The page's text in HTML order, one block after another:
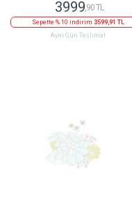
3999,90 TL
Sepette % 10 indirim 3599,91 TL
Aynı Gün Teslimat